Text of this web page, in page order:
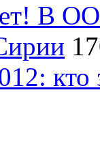
В
кто